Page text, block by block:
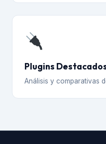
Plugins
Análisis y comparativas